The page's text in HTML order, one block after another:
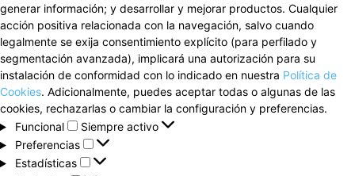
generar información; y desarrollar y mejorar productos. Cualquier
acción positiva relacionada con la navegación, salvo cuando
legalmente se exija consentimiento explícito (para perfilado y
segmentación avanzada), implicará una autorización para su
instalación de conformidad con lo indicado en nuestra Política de
Cookies. Adicionalmente, puedes aceptar todas o algunas de las
cookies, rechazarlas o cambiar la configuración y preferencias.
Funcional
Funcional
Siempre activo
Preferencias
Preferencias
Estadísticas
Estadísticas